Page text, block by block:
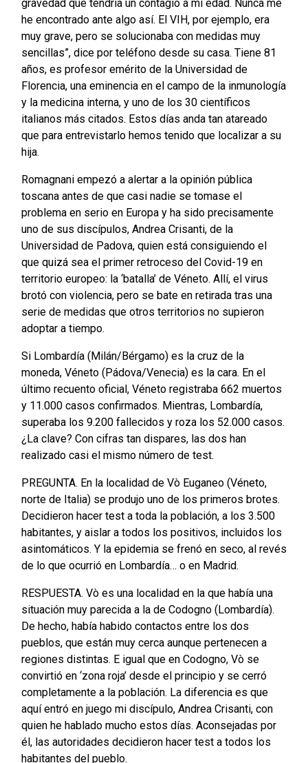
gravedad que tendría un contagio a mi edad. Nunca me
he encontrado ante algo así. El VIH, por ejemplo, era
muy grave, pero se solucionaba con medidas muy
sencillas”, dice por teléfono desde su casa. Tiene 81
años, es profesor emérito de la Universidad de
Florencia, una eminencia en el campo de la inmunología
y la medicina interna, y uno de los 30 científicos
italianos más citados. Estos días anda tan atareado
que para entrevistarlo hemos tenido que localizar a su
hija.
Romagnani empezó a alertar a la opinión pública
toscana antes de que casi nadie se tomase el
problema en serio en Europa y ha sido precisamente
uno de sus discípulos, Andrea Crisanti, de la
Universidad de Padova, quien está consiguiendo el
que quizá sea el primer retroceso del Covid-19 en
territorio europeo: la ‘batalla’ de Véneto. Allí, el virus
brotó con violencia, pero se bate en retirada tras una
serie de medidas que otros territorios no supieron
adoptar a tiempo.
Si Lombardía (Milán/Bérgamo) es la cruz de la
moneda, Véneto (Pádova/Venecia) es la cara. En el
último recuento oficial, Véneto registraba 662 muertos
y 11.000 casos confirmados. Mientras, Lombardía,
superaba los 9.200 fallecidos y roza los 52.000 casos.
¿La clave? Con cifras tan dispares, las dos han
realizado casi el mismo número de test.
PREGUNTA. En la localidad de Vò Euganeo (Véneto,
norte de Italia) se produjo uno de los primeros brotes.
Decidieron hacer test a toda la población, a los 3.500
habitantes, y aislar a todos los positivos, incluidos los
asintomáticos. Y la epidemia se frenó en seco, al revés
de lo que ocurrió en Lombardía… o en Madrid.
RESPUESTA. Vò es una localidad en la que había una
situación muy parecida a la de Codogno (Lombardía).
De hecho, había habido contactos entre los dos
pueblos, que están muy cerca aunque pertenecen a
regiones distintas. E igual que en Codogno, Vò se
convirtió en ‘zona roja’ desde el principio y se cerró
completamente a la población. La diferencia es que
aquí entró en juego mi discípulo, Andrea Crisanti, con
quien he hablado mucho estos días. Aconsejadas por
él, las autoridades decidieron hacer test a todos los
habitantes del pueblo.